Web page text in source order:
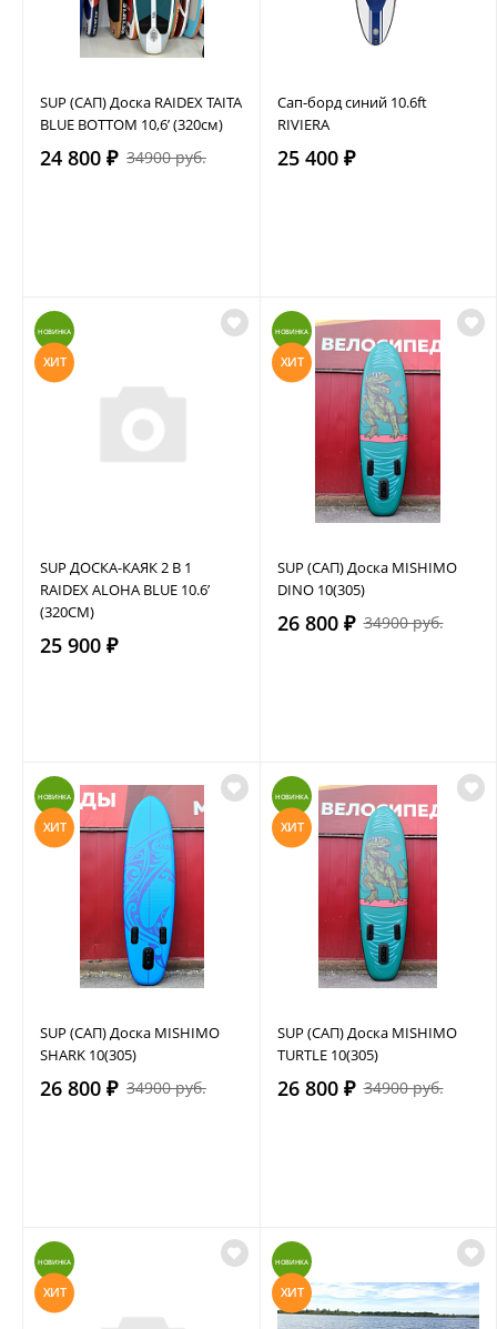
SUP (САП) Доска RAIDEX TAITA
BLUE BOTTOM 10,6’ (320см)
24 800 ₽ 34900 руб.
Сап-борд синий 10.6ft
RIVIERA
25 400 ₽
НОВИНКА
ХИТ
SUP ДОСКА-КАЯК 2 В 1
RAIDEX ALOHA BLUE 10.6’
(320СМ)
25 900 ₽
НОВИНКА
ХИТ
SUP (САП) Доска MISHIMO
DINO 10(305)
26 800 ₽ 34900 руб.
НОВИНКА
ХИТ
SUP (САП) Доска MISHIMO
SHARK 10(305)
26 800 ₽ 34900 руб.
НОВИНКА
ХИТ
SUP (САП) Доска MISHIMO
TURTLE 10(305)
26 800 ₽ 34900 руб.
НОВИНКА
ХИТ
НОВИНКА
ХИТ